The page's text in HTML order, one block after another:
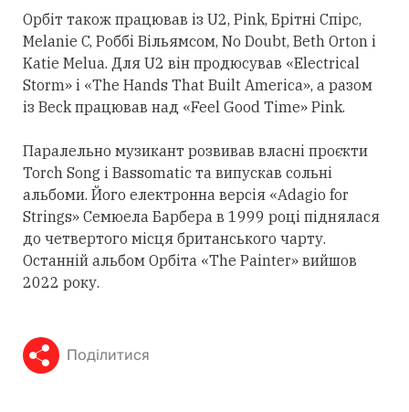
Орбіт також працював із U2, Pink, Брітні Спірс,
Melanie C, Роббі Вільямсом, No Doubt, Beth Orton і
Katie Melua. Для U2 він продюсував «Electrical
Storm» і «The Hands That Built America», а разом
із Beck працював над «Feel Good Time» Pink.
Паралельно музикант розвивав власні проєкти
Torch Song і Bassomatic та випускав сольні
альбоми. Його електронна версія «Adagio for
Strings» Семюела Барбера в 1999 році піднялася
до четвертого місця британського чарту.
Останній альбом Орбіта «The Painter» вийшов
2022 року.
Поділитися